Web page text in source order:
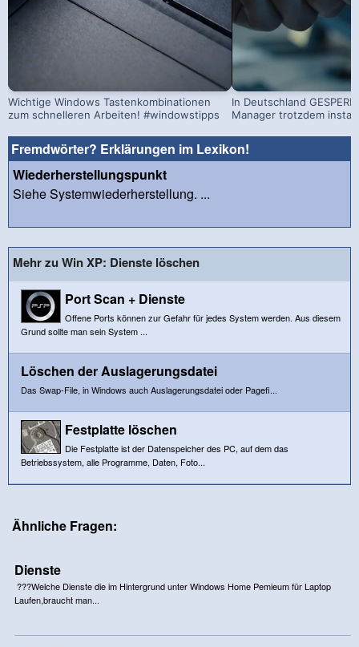
Wichtige Windows Tastenkombinationen
zum schnelleren Arbeiten! #windowstipps
In Deutschland
Manager trotzdem
Fremdwörter? Erklärungen im Lexikon!
Wiederherstellungspunkt
Siehe Systemwiederherstellung. ...
Mehr zu Win XP: Dienste löschen
Port Scan + Dienste
Offene Ports können zur Gefahr für jedes System werden. Aus diesem
Grund sollte man sein System ...
Löschen der Auslagerungsdatei
Das Swap-File, in Windows auch Auslagerungsdatei oder Pagefi...
Festplatte löschen
Die Festplatte ist der Datenspeicher des PC, auf dem das
Betriebssystem, alle Programme, Daten, Foto...
Ähnliche Fragen:
Dienste
???Welche Dienste die im Hintergrund unter Windows Home Pemieum für Laptop
Laufen,braucht man...